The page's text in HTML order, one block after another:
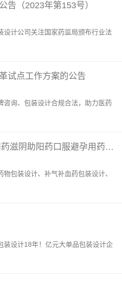
告（2023年第153号）
计公司关注国家药监局颁布行业法
试点工作方案的公告
询、包装设计合规合法，助力医药
2023妇科用药改善性功能药物补气补血药补肾壮阳药滋阴助阳药口服避孕用药入选品牌名单
包装设计、补气补血药包装设计、
装设计18年！亿元大单品包装设计企